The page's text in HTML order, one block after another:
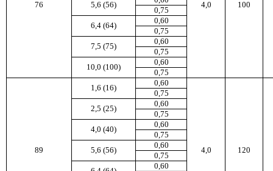
76 4,0 100
5,6 (56)
0,75
6,4 (64)
0,60
0,75
7,5 (75)
0,60
0,75
10,0 (100)
0,60
0,75
89
1,6 (16)
0,60
4,0 120
0,75
2,5 (25)
0,60
0,75
4,0 (40)
0,60
0,75
5,6 (56)
0,60
0,75
0,60